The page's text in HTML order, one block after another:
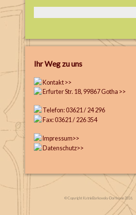
Ihr Weg zu uns
Kontakt >>
Erfurter Str. 18, 99867 Gotha >>
Telefon: 03621 / 24 296
Fax: 03621 / 226 354
Impressum>>
Datenschutz>>
© Copyright Katrin Barkowsky-Dorfmann 2026.